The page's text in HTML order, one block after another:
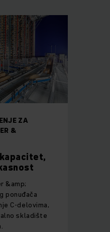
ZA
&
&amp;
ponuđača
C-delovima,
skladište